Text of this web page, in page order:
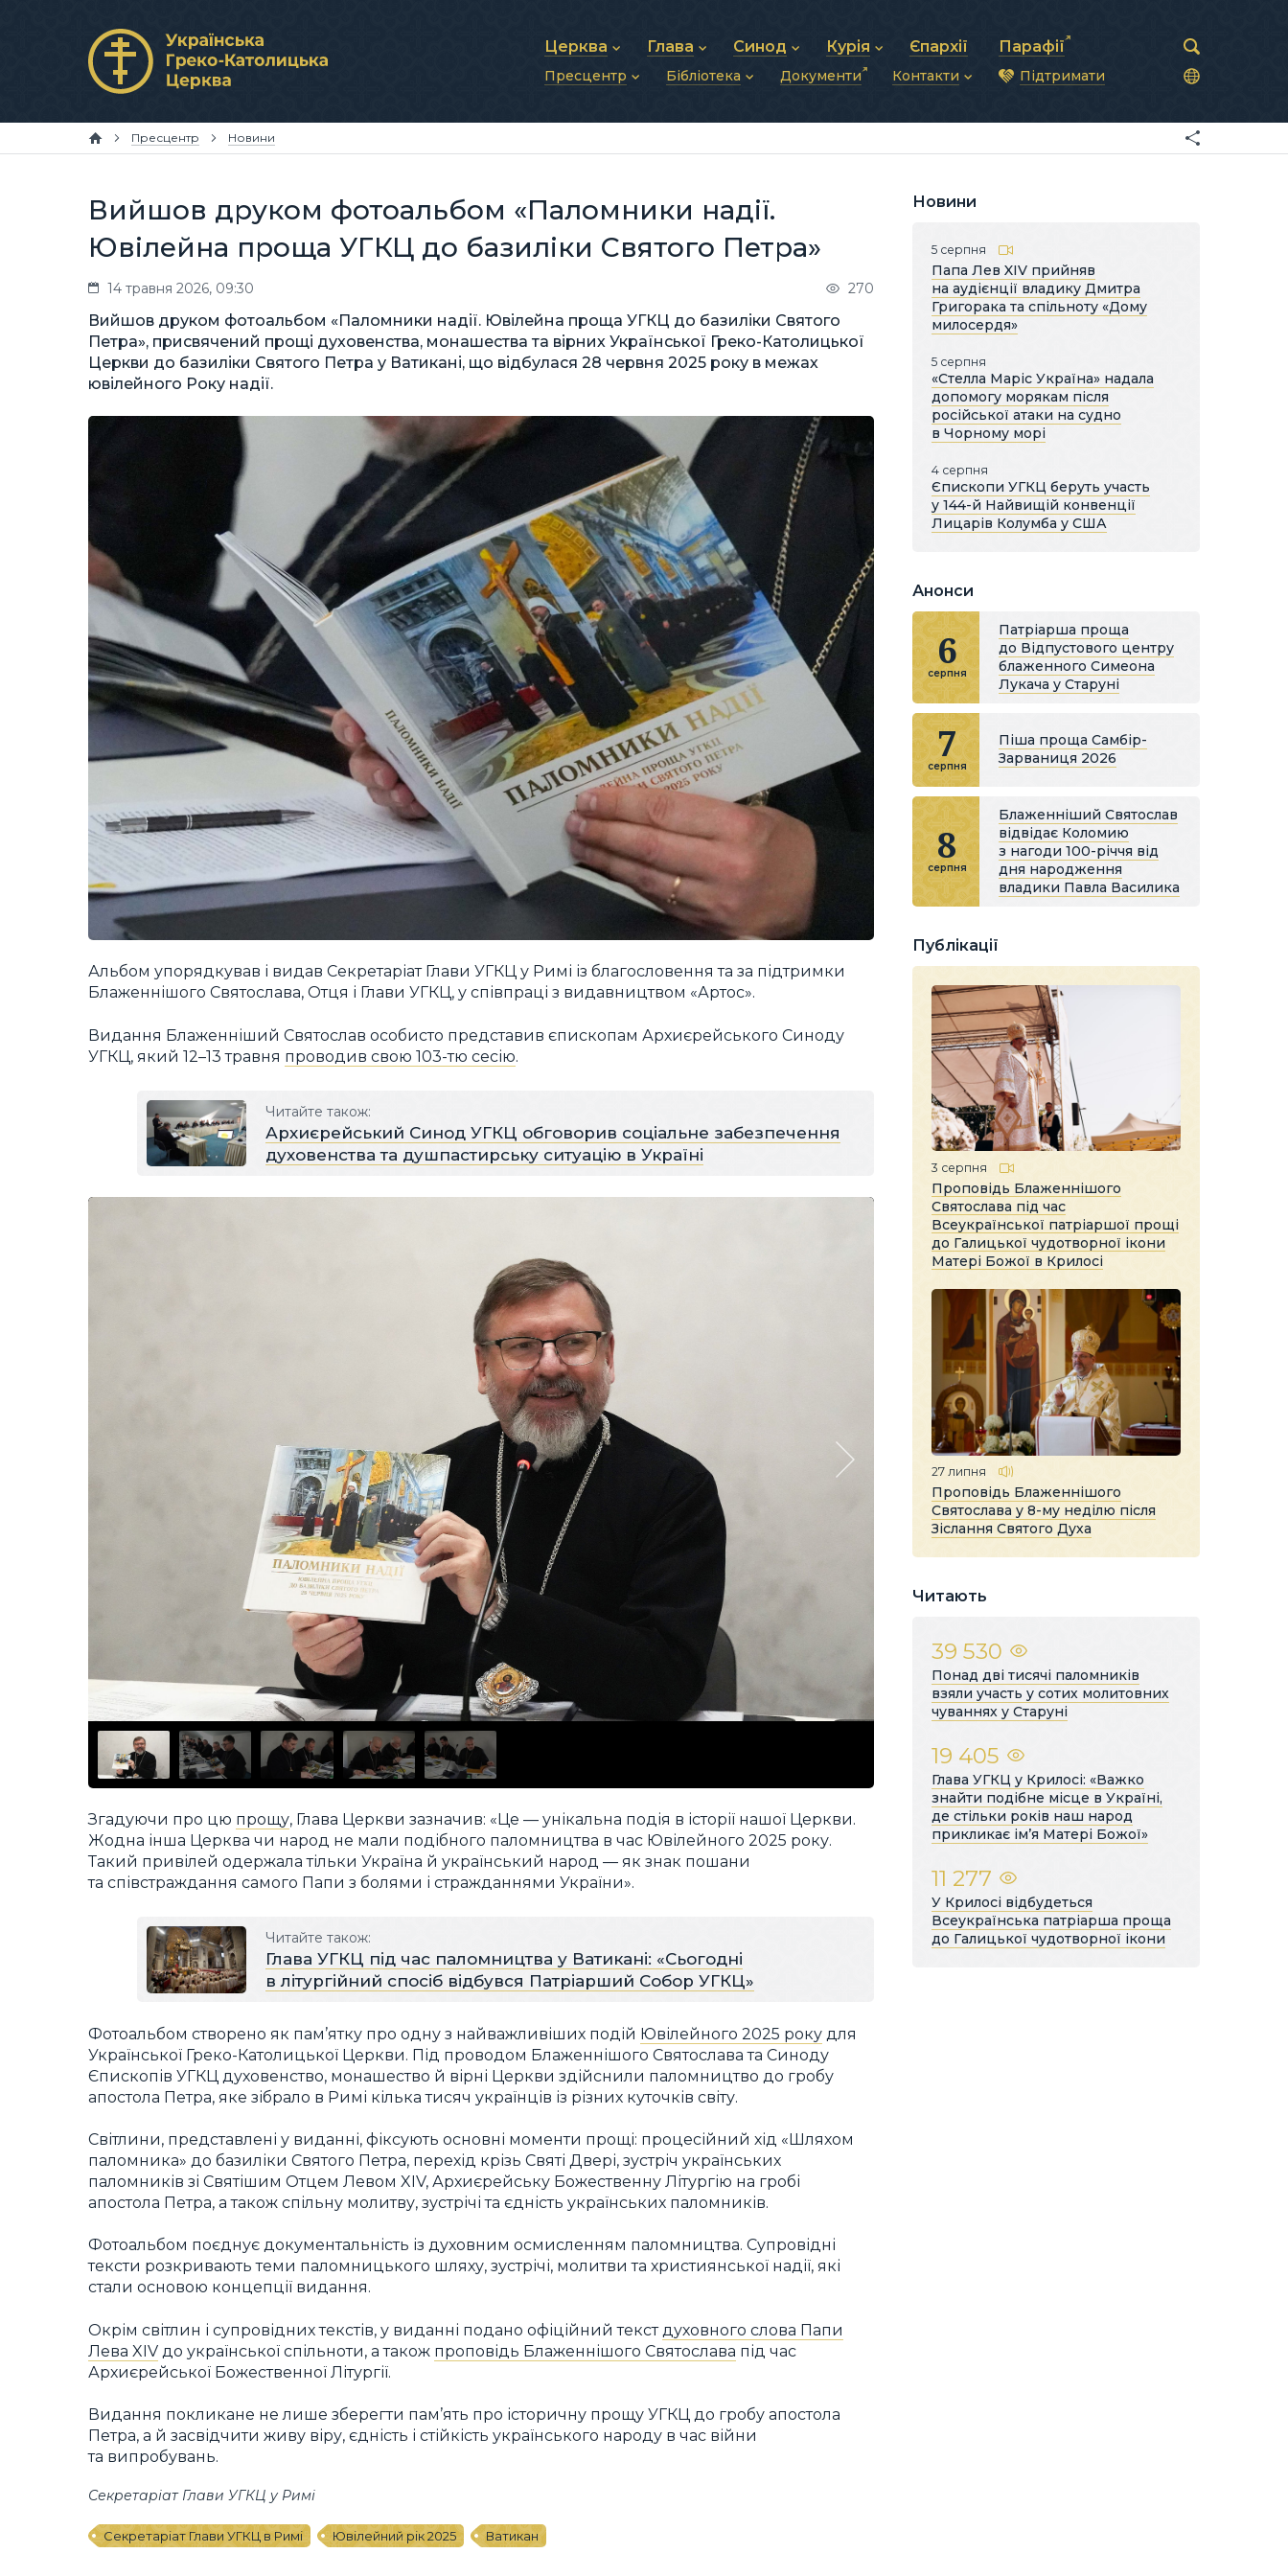
Церква
Про УГКЦ
Структура УГКЦ
Глава
Блаженніший Святослав
Фотографії
Синод
Синод Єпископів
Митрополичі Синоди
Курія
Душпастирська рада
Зв’язки та комунікації
Єпархії Парафії
Пресцентр
Публікації
Фото та відео
Архів новин (2013–2022)
Бібліотека
Молитви
Документи Контакти
Синоди Єпископів
Патріарша курія
Підтримати
Пресцентр Новини
Вийшов друком фотоальбом «Паломники надії.
Ювілейна проща УГКЦ до базиліки Святого Петра»
14 травня 2026, 09:30 270
Вийшов друком фотоальбом «Паломники надії. Ювілейна проща УГКЦ до базиліки Святого
Петра», присвячений прощі духовенства, монашества та вірних Української Греко-Католицької
Церкви до базиліки Святого Петра у Ватикані, що відбулася 28 червня 2025 року в межах
ювілейного Року надії.
Альбом упорядкував і видав Секретаріат Глави УГКЦ у Римі із благословення та за підтримки
Блаженнішого Святослава, Отця і Глави УГКЦ, у співпраці з видавництвом «Артос».
Видання Блаженніший Святослав особисто представив єпископам Архиєрейського Синоду
УГКЦ, який 12–13 травня проводив свою 103-тю сесію.
Читайте також:
Архиєрейський Синод УГКЦ обговорив соціальне забезпечення
духовенства та душпастирську ситуацію в Україні
Згадуючи про цю прощу, Глава Церкви зазначив: «Це — унікальна подія в історії нашої Церкви.
Жодна інша Церква чи народ не мали подібного паломництва в час Ювілейного 2025 року.
Такий привілей одержала тільки Україна й український народ — як знак пошани
та співстраждання самого Папи з болями і стражданнями України».
Читайте також:
Глава УГКЦ під час паломництва у Ватикані: «Сьогодні
в літургійний спосіб відбувся Патріарший Собор УГКЦ»
Фотоальбом створено як пам’ятку про одну з найважливіших подій Ювілейного 2025 року для
Української Греко-Католицької Церкви. Під проводом Блаженнішого Святослава та Синоду
Єпископів УГКЦ духовенство, монашество й вірні Церкви здійснили паломництво до гробу
апостола Петра, яке зібрало в Римі кілька тисяч українців із різних куточків світу.
Світлини, представлені у виданні, фіксують основні моменти прощі: процесійний хід «Шляхом
паломника» до базиліки Святого Петра, перехід крізь Святі Двері, зустріч українських
паломників зі Святішим Отцем Левом XIV, Архиєрейську Божественну Літургію на гробі
апостола Петра, а також спільну молитву, зустрічі та єдність українських паломників.
Фотоальбом поєднує документальність із духовним осмисленням паломництва. Супровідні
тексти розкривають теми паломницького шляху, зустрічі, молитви та християнської надії, які
стали основою концепції видання.
Окрім світлин і супровідних текстів, у виданні подано офіційний текст духовного слова Папи
Лева XIV до української спільноти, а також проповідь Блаженнішого Святослава під час
Архиєрейської Божественної Літургії.
Видання покликане не лише зберегти пам’ять про історичну прощу УГКЦ до гробу апостола
Петра, а й засвідчити живу віру, єдність і стійкість українського народу в час війни
та випробувань.
Секретаріат Глави УГКЦ у Римі
Секретаріат Глави УГКЦ в Римі Ювілейний рік 2025 Ватикан
Новини
5 серпня
Папа Лев XIV прийняв
на аудієнції владику Дмитра
Григорака та спільноту «Дому
милосердя»
5 серпня
«Стелла Маріс Україна» надала
допомогу морякам після
російської атаки на судно
в Чорному морі
4 серпня
Єпископи УГКЦ беруть участь
у 144-й Найвищій конвенції
Лицарів Колумба у США
Анонси
6
серпня
Патріарша проща
до Відпустового центру
блаженного Симеона
Лукача у Старуні
7
серпня
Піша проща Самбір-
Зарваниця 2026
8
серпня
Блаженніший Святослав
відвідає Коломию
з нагоди 100-річчя від
дня народження
владики Павла Василика
Публікації
3 серпня
Проповідь Блаженнішого
Святослава під час
Всеукраїнської патріаршої прощі
до Галицької чудотворної ікони
Матері Божої в Крилосі
27 липня
Проповідь Блаженнішого
Святослава у 8-му неділю після
Зіслання Святого Духа
Читають
39 530
Понад дві тисячі паломників
взяли участь у сотих молитовних
чуваннях у Старуні
19 405
Глава УГКЦ у Крилосі: «Важко
знайти подібне місце в Україні,
де стільки років наш народ
прикликає ім’я Матері Божої»
11 277
У Крилосі відбудеться
Всеукраїнська патріарша проща
до Галицької чудотворної ікони